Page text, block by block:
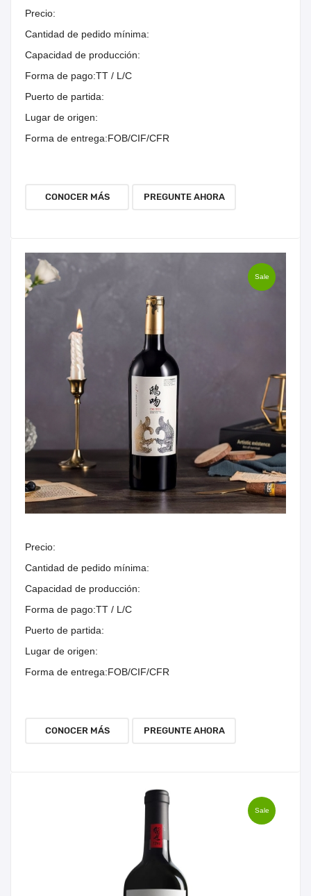
Precio:
Cantidad de pedido mínima:
Capacidad de producción:
Forma de pago:TT / L/C
Puerto de partida:
Lugar de origen:
Forma de entrega:FOB/CIF/CFR
CONOCER MÁS PREGUNTE AHORA
Sale
Precio:
Cantidad de pedido mínima:
Capacidad de producción:
Forma de pago:TT / L/C
Puerto de partida:
Lugar de origen:
Forma de entrega:FOB/CIF/CFR
CONOCER MÁS PREGUNTE AHORA
Sale